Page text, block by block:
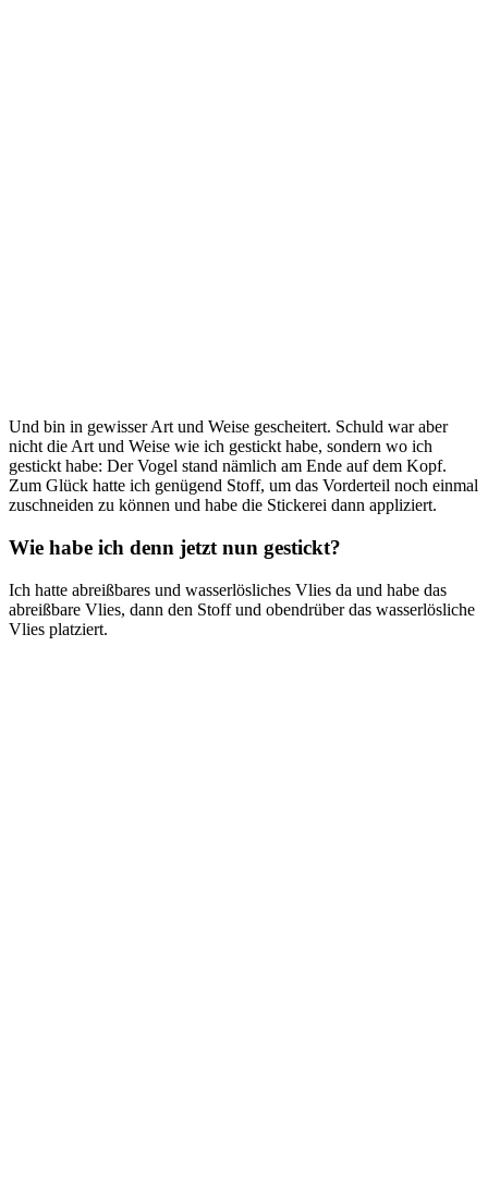
Und bin in gewisser Art und Weise gescheitert. Schuld war aber
nicht die Art und Weise wie ich gestickt habe, sondern wo ich
gestickt habe: Der Vogel stand nämlich am Ende auf dem Kopf.
Zum Glück hatte ich genügend Stoff, um das Vorderteil noch einmal
zuschneiden zu können und habe die Stickerei dann appliziert.
Wie habe ich denn jetzt nun gestickt?
Ich hatte abreißbares und wasserlösliches Vlies da und habe das
abreißbare Vlies, dann den Stoff und obendrüber das wasserlösliche
Vlies platziert.